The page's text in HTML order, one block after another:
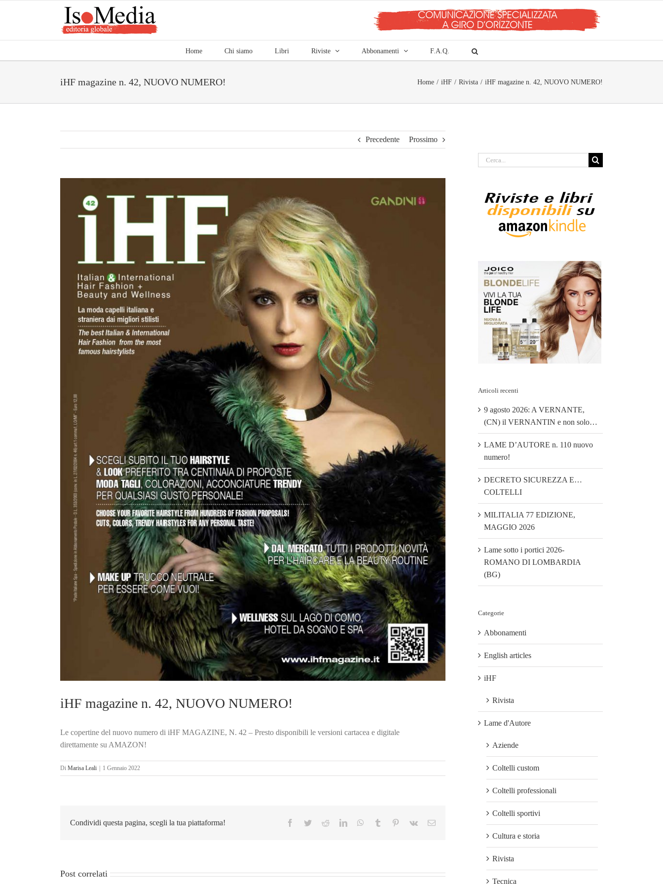
Home Chi siamo Libri Riviste Abbonamenti F.A.Q.
iHF magazine n. 42, NUOVO NUMERO! Home iHF Rivista iHF magazine n. 42, NUOVO NUMERO!
Precedente Prossimo
immagine
iHF magazine n. 42, NUOVO NUMERO!
Le copertine del nuovo numero di iHF MAGAZINE, N. 42 – Presto disponibili le versioni cartacea e digitale
direttamente su AMAZON!
Di Marisa Leali 1 Gennaio 2022
Condividi questa pagina, scegli la tua piattaforma! Facebook
TwitterRedditLinkedInWhatsApp
Tumblr Pinterest
Vk Email
Post correlati
Cerca
Articoli recenti
9 agosto 2026: A VERNANTE,
(CN) il VERNANTIN e non solo…
LAME D’AUTORE n. 110 nuovo
numero!
DECRETO SICUREZZA E…
COLTELLI
MILITALIA 77 EDIZIONE,
MAGGIO 2026
Lame sotto i portici 2026-
ROMANO DI LOMBARDIA
(BG)
Categorie
Abbonamenti
English articles
iHF
Rivista
Lame d'Autore
Aziende
Coltelli custom
Coltelli professionali
Coltelli sportivi
Cultura e storia
Rivista
Tecnica